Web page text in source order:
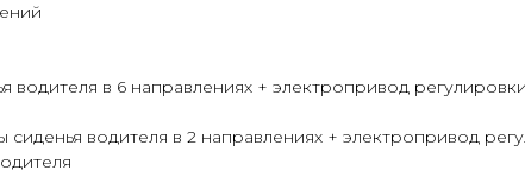
в 6 направлениях + электропривод
водителя в 2 направлениях + электропривод